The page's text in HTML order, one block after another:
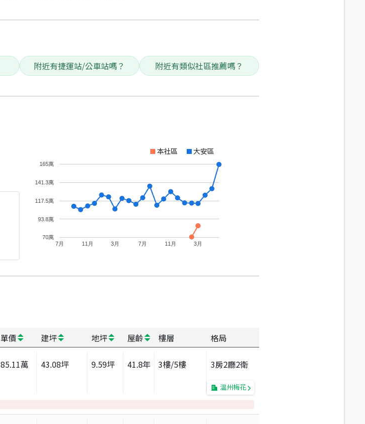
附近有捷運站/公車站嗎？ 附近有類似社區推薦嗎？
本社區 大安區
7月 11月 3月 7月 11月 3月
70萬
93.8萬
117.5萬
141.3萬
165萬
單價 建坪 地坪 屋齡 樓層 格局
85.11萬 43.08坪 9.59坪 41.8年 3樓/5樓 3房2廳2衛
溫州梅花